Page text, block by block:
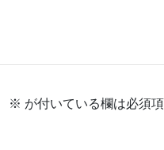
※ が付いている欄は必須